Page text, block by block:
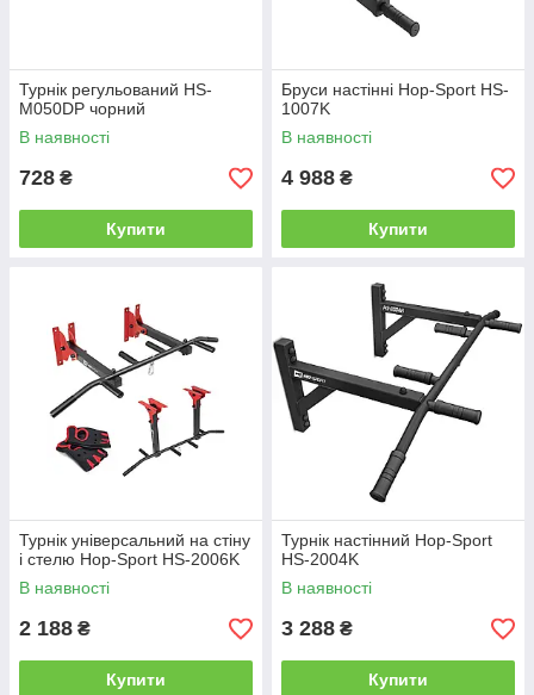
Турнік регульований HS-
M050DP чорний
В наявності
728 ₴
Купити
Бруси настінні Hop-Sport HS-
1007K
В наявності
4 988 ₴
Купити
Турнік універсальний на стіну
і стелю Hop-Sport HS-2006K
В наявності
2 188 ₴
Купити
Турнік настінний Hop-Sport
HS-2004K
В наявності
3 288 ₴
Купити